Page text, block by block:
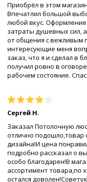
Приобрёл в этом
Впечатлил большой
любой вкус.
затраты душевных сил,
от общения с вежливым
интересующие меня
заказ, что я и сделал в
получил ровно в
рабочем состояние.
Сергей Н.
Заказал Потолочную
отлично подошло,товар
дизайна!И цена
подробно рассказал о
особо благодарен!В
ассортимент товара,по
остался